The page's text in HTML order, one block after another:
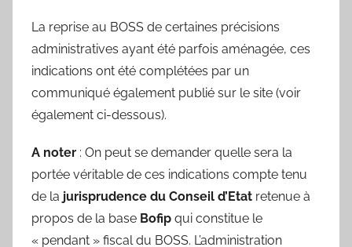
La reprise au BOSS de certaines précisions
administratives ayant été parfois aménagée, ces
indications ont été complétées par un
communiqué également publié sur le site (voir
également ci-dessous).
A noter : On peut se demander quelle sera la
portée véritable de ces indications compte tenu
de la jurisprudence du Conseil d’Etat retenue à
propos de la base Bofip qui constitue le
« pendant » fiscal du BOSS. L’administration